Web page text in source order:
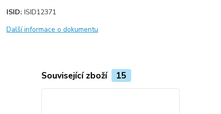
ISID:ISID12371
Další informace o dokumentu
Související zboží 15